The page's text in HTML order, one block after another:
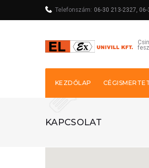
Telefonszám: 06-30 213-2327,
KEZDŐLAP
KAPCSOLAT